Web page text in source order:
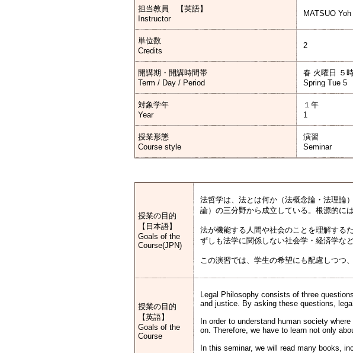
担当教員 【英語】
Instructor
MATSUO Yoh
単位数
Credits
2
開講期・開講時間帯
Term / Day / Period
春 火曜日 ５
Spring Tue 5
対象学年
Year
１年
1
授業形態
Course style
演習
Seminar
授業の目的
【日本語】
Goals of the
Course(JPN)
法哲学は、法とは何か（法概念論・法理論
論）の三分野から成立している。根源的に
法が機能する人間や社会のことを理解する
ずしも法学に関係しない社会学・経済学な
この演習では、学生の希望にも配慮しつつ
授業の目的
【英語】
Goals of the
Course
Legal Philosophy consists of three
and justice. By asking these questions,
In order to understand human society
on. Therefore, we have to learn not only
In this seminar, we will read many books,